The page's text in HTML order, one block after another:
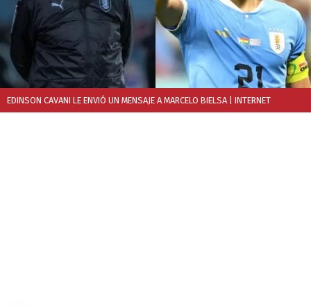
EDINSON CAVANI LE ENVIÓ UN MENSAJE A MARCELO BIELSA | INTERNET